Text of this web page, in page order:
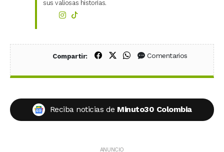
sus valiosas historias.
Compartir: Compartir en Facebook
Compartir en X (Twitter)
Compartir en WhatsApp
Comentarios
Reciba noticias de Minuto30 Colombia
ANUNCIO